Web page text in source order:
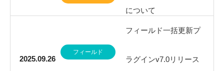
について
2025.09.26
フィールド
フィールド一括更新プ
ラグインv7.0リリース